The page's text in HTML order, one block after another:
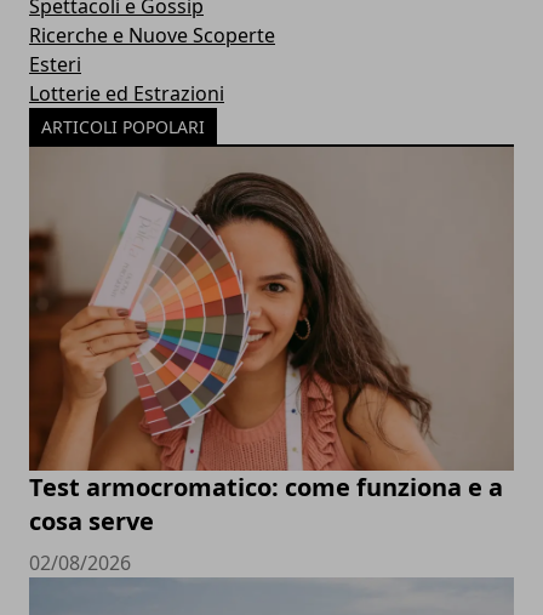
Spettacoli e Gossip
Ricerche e Nuove Scoperte
Esteri
Lotterie ed Estrazioni
ARTICOLI POPOLARI
Test armocromatico: come funziona e a
cosa serve
02/08/2026